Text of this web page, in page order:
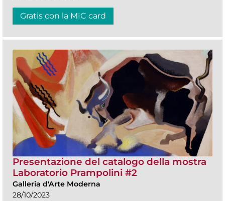
Gratis con la MIC card
Presentazione del catalogo della mostra
Laboratorio Prampolini #2
Galleria d'Arte Moderna
28/10/2023